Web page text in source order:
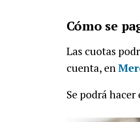
Cómo se
Las cuotas
cuenta, en
Se podrá